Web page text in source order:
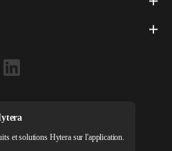
et solutions Hytera sur l'application.